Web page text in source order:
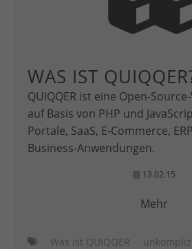
WAS IST
QUIQQER ist eine Open-
auf Basis von PHP und
Portale, SaaS, E-Commerce,
Business-Anwendungen.
13.02.15
Mehr
Was ist QUIQQER